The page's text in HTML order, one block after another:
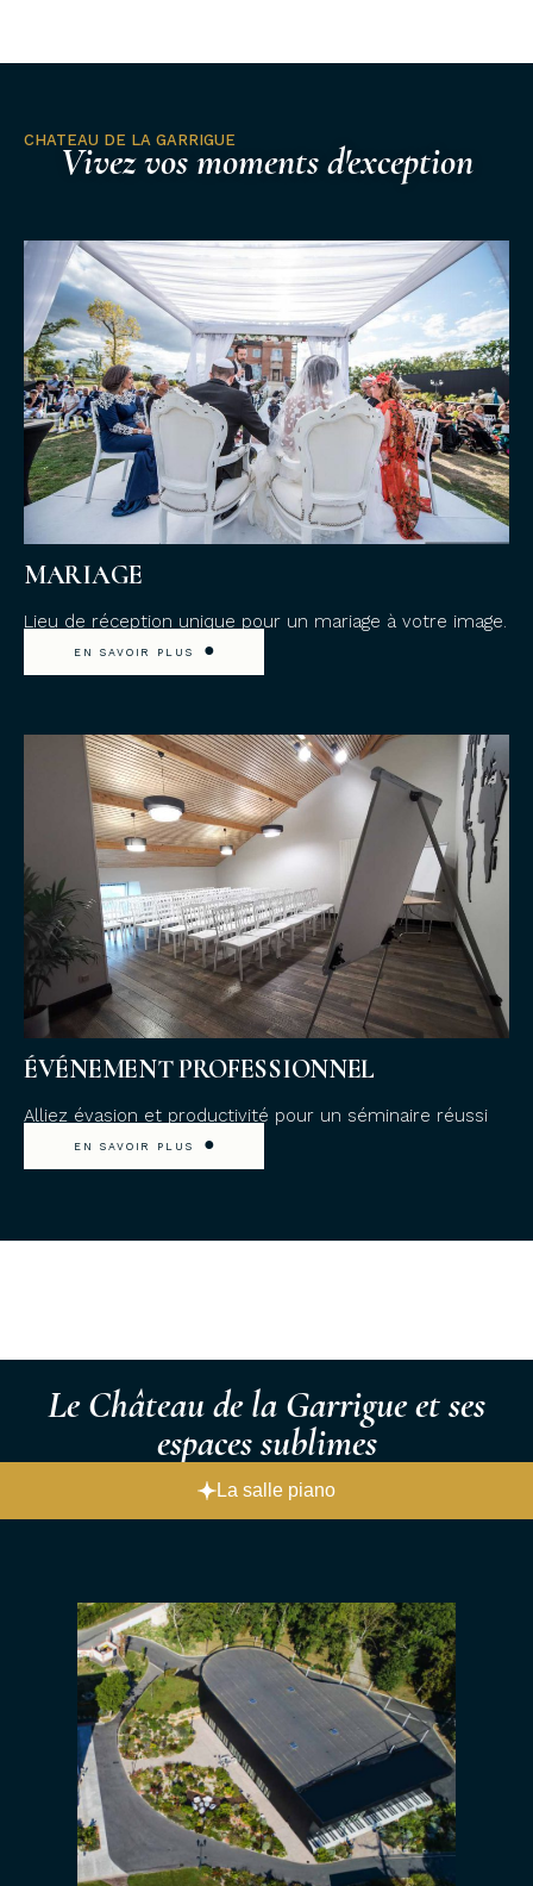
CHATEAU DE LA GARRIGUE
Vivez vos moments d'exception
MARIAGE
Lieu de réception unique pour un mariage à votre image.
EN SAVOIR PLUS ●
ÉVÉNEMENT PROFESSIONNEL
Alliez évasion et productivité pour un séminaire réussi
EN SAVOIR PLUS ●
Le Château de la Garrigue et ses
espaces sublimes
La salle piano